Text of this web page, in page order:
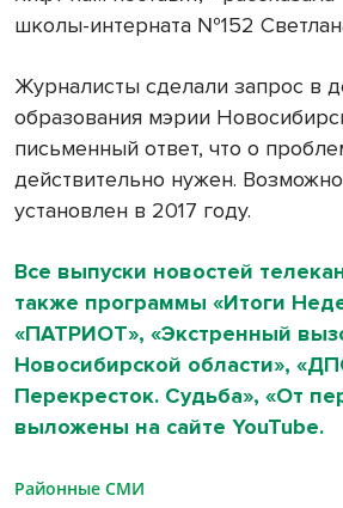
школы-интерната №152
Журналисты сделали запрос в
образования мэрии
письменный ответ, что о
действительно нужен.
установлен в 2017 году.
Все выпуски новостей
также программы «Итоги
«ПАТРИОТ», «Экстренный
Новосибирской области»,
Перекресток. Судьба», «От
выложены на сайте YouTube.
Районные СМИ